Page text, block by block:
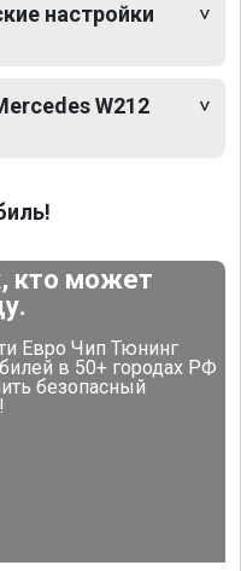
настройки
W212
кто может
Евро Чип Тюнинг
в 50+ городах РФ
безопасный